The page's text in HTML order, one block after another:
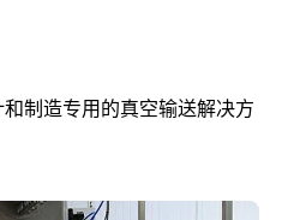
制造专用的真空输送解决方